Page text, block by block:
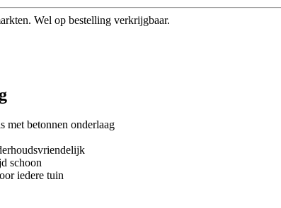
Wel op bestelling verkrijgbaar.
met betonnen onderlaag
schoon
iedere tuin